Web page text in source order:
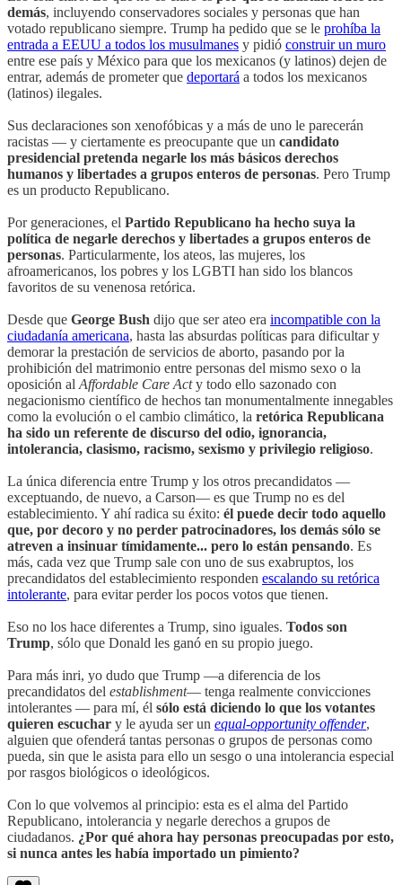
demás, incluyendo conservadores sociales y personas que han
votado republicano siempre. Trump ha pedido que se le prohíba la
entrada a EEUU a todos los musulmanes y pidió construir un muro
entre ese país y México para que los mexicanos (y latinos) dejen de
entrar, además de prometer que deportará a todos los mexicanos
(latinos) ilegales.
Sus declaraciones son xenofóbicas y a más de uno le parecerán
racistas — y ciertamente es preocupante que un candidato
presidencial pretenda negarle los más básicos derechos
humanos y libertades a grupos enteros de personas. Pero Trump
es un producto Republicano.
Por generaciones, el Partido Republicano ha hecho suya la
política de negarle derechos y libertades a grupos enteros de
personas. Particularmente, los ateos, las mujeres, los
afroamericanos, los pobres y los LGBTI han sido los blancos
favoritos de su venenosa retórica.
Desde que George Bush dijo que ser ateo era incompatible con la
ciudadanía americana, hasta las absurdas políticas para dificultar y
demorar la prestación de servicios de aborto, pasando por la
prohibición del matrimonio entre personas del mismo sexo o la
oposición al Affordable Care Acty todo ello sazonado con
negacionismo científico de hechos tan monumentalmente innegables
como la evolución o el cambio climático, la retórica Republicana
ha sido un referente de discurso del odio, ignorancia,
intolerancia, clasismo, racismo, sexismo y privilegio religioso.
La única diferencia entre Trump y los otros precandidatos —
exceptuando, de nuevo, a Carson— es que Trump no es del
establecimiento. Y ahí radica su éxito: él puede decir todo aquello
que, por decoro y no perder patrocinadores, los demás sólo se
atreven a insinuar tímidamente... pero lo están pensando. Es
más, cada vez que Trump sale con uno de sus exabruptos, los
precandidatos del establecimiento responden escalando su retórica
intolerante, para evitar perder los pocos votos que tienen.
Eso no los hace diferentes a Trump, sino iguales. Todos son
Trump, sólo que Donald les ganó en su propio juego.
Para más inri, yo dudo que Trump —a diferencia de los
precandidatos del establishment— tenga realmente convicciones
intolerantes — para mí, él sólo está diciendo lo que los votantes
quieren escuchar y le ayuda ser un equal-opportunity offender,
alguien que ofenderá tantas personas o grupos de personas como
pueda, sin que le asista para ello un sesgo o una intolerancia especial
por rasgos biológicos o ideológicos.
Con lo que volvemos al principio: esta es el alma del Partido
Republicano, intolerancia y negarle derechos a grupos de
ciudadanos. ¿Por qué ahora hay personas preocupadas por esto,
si nunca antes les había importado un pimiento?